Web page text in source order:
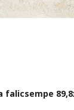
falicsempe